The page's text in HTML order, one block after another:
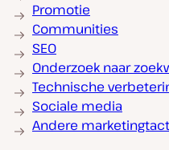
Promotie
Communities
SEO
Onderzoek naar
Technische
Sociale media
Andere